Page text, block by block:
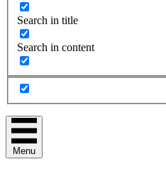
Search in title
Search in content
Menu